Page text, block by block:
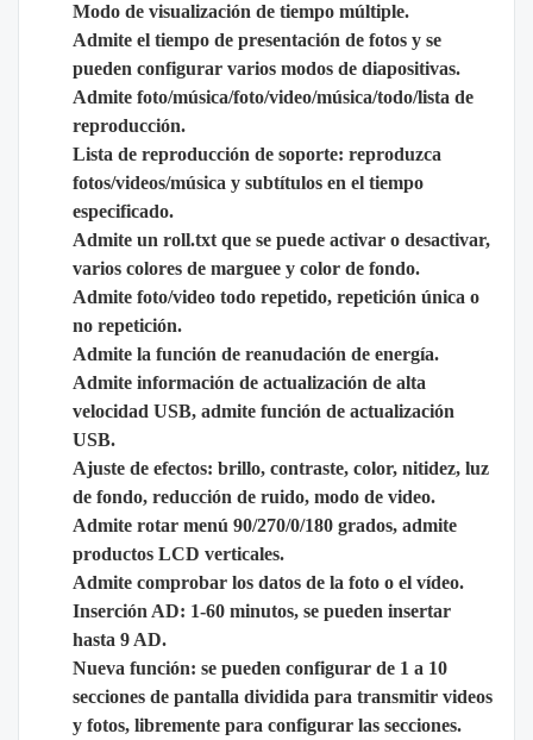
Modo de visualización de tiempo múltiple.
Admite el tiempo de presentación de fotos y se
pueden configurar varios modos de diapositivas.
Admite foto/música/foto/video/música/todo/lista de
reproducción.
Lista de reproducción de soporte: reproduzca
fotos/videos/música y subtítulos en el tiempo
especificado.
Admite un roll.txt que se puede activar o desactivar,
varios colores de marguee y color de fondo.
Admite foto/video todo repetido, repetición única o
no repetición.
Admite la función de reanudación de energía.
Admite información de actualización de alta
velocidad USB, admite función de actualización
USB.
Ajuste de efectos: brillo, contraste, color, nitidez, luz
de fondo, reducción de ruido, modo de video.
Admite rotar menú 90/270/0/180 grados, admite
productos LCD verticales.
Admite comprobar los datos de la foto o el vídeo.
Inserción AD: 1-60 minutos, se pueden insertar
hasta 9 AD.
Nueva función: se pueden configurar de 1 a 10
secciones de pantalla dividida para transmitir videos
y fotos, libremente para configurar las secciones.